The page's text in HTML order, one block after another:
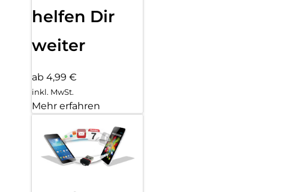
helfen Dir
weiter
ab 4,99 €
inkl. MwSt.
Mehr erfahren